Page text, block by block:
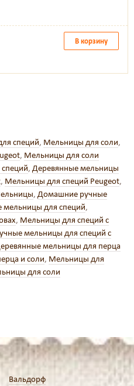
В корзину
специй, Мельницы для соли,
, Мельницы для соли
, Деревянные мельницы
, Мельницы для специй Peugeot,
, Домашние ручные
для специй,
, Мельницы для специй с
мельницы для специй с
мельницы для перца
и соли, Мельницы для
для соли
Вальдорф